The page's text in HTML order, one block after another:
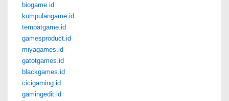
biogame.id
kumpulangame.id
tempatgame.id
gamesproduct.id
miyagames.id
gatotgames.id
blackgames.id
cicigaming.id
gamingedit.id